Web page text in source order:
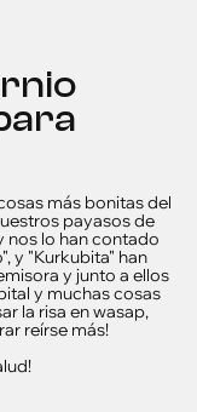
más bonitas del
payasos de
nos lo han contado
y "Kurkubita" han
y junto a ellos
y muchas cosas
la risa en wasap,
reírse más!